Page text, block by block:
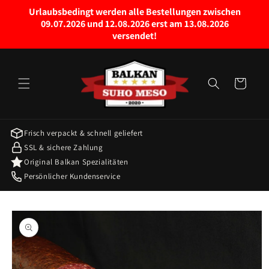
садржај
Urlaubsbedingt werden alle Bestellungen zwischen
09.07.2026 und 12.08.2026 erst am 13.08.2026
versendet!
Frisch verpackt & schnell geliefert
SSL & sichere Zahlung
Original Balkan Spezialitäten
Persönlicher Kundenservice
Пређите на
информације
о производу